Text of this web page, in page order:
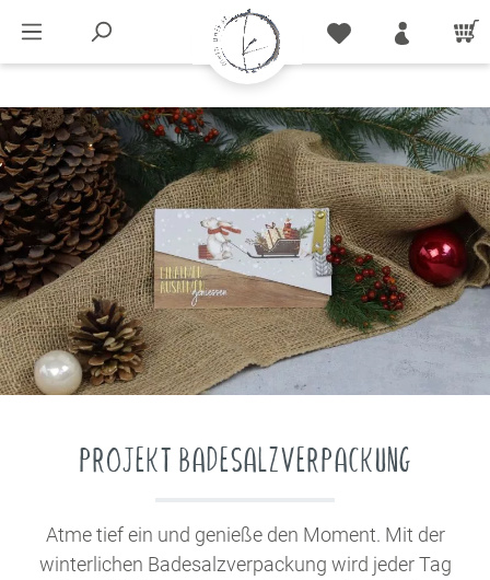
PROJEKT BADESALZVERPACKUNG
Atme tief ein und genieße den Moment. Mit der
winterlichen Badesalzverpackung wird jeder Tag